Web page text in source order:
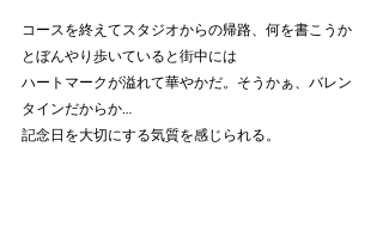
コースを終えてスタジオからの帰路、何を書こうか
とぼんやり歩いていると街中には
ハートマークが溢れて華やかだ。そうかぁ、バレン
タインだからか…
記念日を大切にする気質を感じられる。